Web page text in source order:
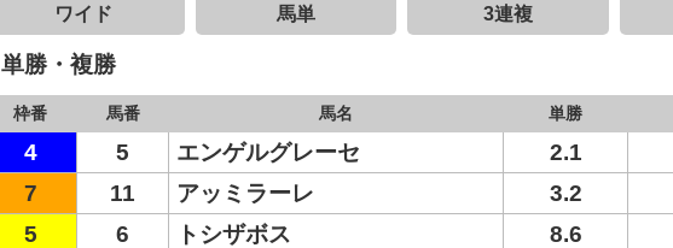
ワイド 馬単 3連複
単勝・複勝
枠番 馬番 馬名 単勝
4 5 エンゲルグレーセ 2.1
7
11 アッミラーレ 3.2
5
6 トシザボス 8.6